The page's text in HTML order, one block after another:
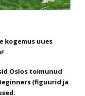
kogemus uues
Oslos toimunud
(figuurid ja